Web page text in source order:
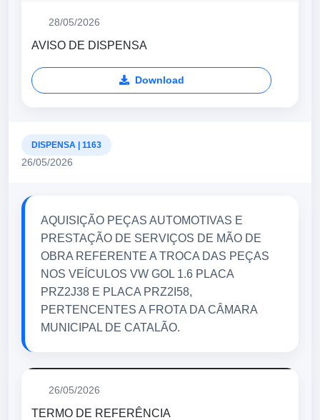
28/05/2026
AVISO DE DISPENSA
Download
DISPENSA | 1163
26/05/2026
AQUISIÇÃO PEÇAS AUTOMOTIVAS E
PRESTAÇÃO DE SERVIÇOS DE MÃO DE
OBRA REFERENTE A TROCA DAS PEÇAS
NOS VEÍCULOS VW GOL 1.6 PLACA
PRZ2J38 E PLACA PRZ2I58,
PERTENCENTES A FROTA DA CÂMARA
MUNICIPAL DE CATALÃO.
26/05/2026
TERMO DE REFERÊNCIA